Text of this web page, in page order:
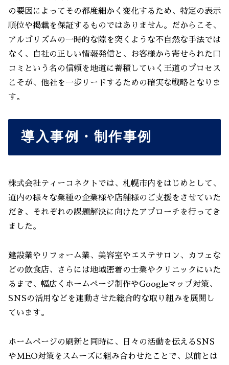
の要因によってその都度細かく変化するため、特定の表示
順位や掲載を保証するものではありません。だからこそ、
アルゴリズムの一時的な隙を突くような不自然な手法では
なく、自社の正しい情報発信と、お客様から寄せられた口
コミという名の信頼を地道に蓄積していく王道のプロセス
こそが、他社を一歩リードするための確実な戦略となりま
す。
導入事例・制作事例
株式会社ティーコネクトでは、札幌市内をはじめとして、
道内の様々な業種の企業様や店舗様のご支援をさせていた
だき、それぞれの課題解決に向けたアプローチを行ってき
ました。
建設業やリフォーム業、美容室やエステサロン、カフェな
どの飲食店、さらには地域密着の士業やクリニックにいた
るまで、幅広くホームページ制作やGoogleマップ対策、
SNSの活用などを連動させた総合的な取り組みを展開し
ています。
ホームページの刷新と同時に、日々の活動を伝えるSNS
やMEO対策をスムーズに組み合わせたことで、以前とは